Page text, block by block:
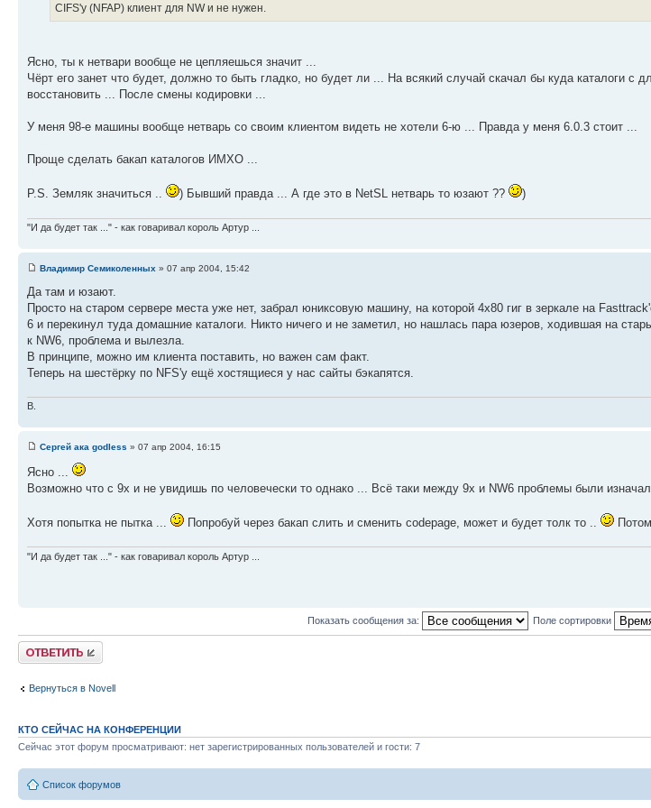
CIFS'у (NFAP) клиент для NW и не нужен.
Ясно, ты к нетвари вообще не цепляешься значит ...
Чёрт его занет что будет, должно то быть гладко, но будет ли ... На всякий случай скачал бы куда каталоги с
восстановить ... После смены кодировки ...
У меня 98-е машины вообще нетварь со своим клиентом видеть не хотели 6-ю ... Правда у меня 6.0.3 стоит ...
Проще сделать бакап каталогов ИМХО ...
P.S. Земляк значиться .. ) Бывший правда ... А где это в NetSL нетварь то юзают ?? )
"И да будет так ..." - как говаривал король Артур ...
Владимир Семиколенных » 07 апр 2004, 15:42
Да там и юзают.
Просто на старом сервере места уже нет, забрал юниксовую машину, на которой 4х80 гиг в зеркале на
6 и перекинул туда домашние каталоги. Никто ничего и не заметил, но нашлась пара юзеров, ходившая на
к NW6, проблема и вылезла.
В принципе, можно им клиента поставить, но важен сам факт.
Теперь на шестёрку по NFS'у ещё хостящиеся у нас сайты бэкапятся.
В.
Сергей ака godless » 07 апр 2004, 16:15
Ясно ...
Возможно что с 9х и не увидишь по человечески то однако ... Всё таки между 9х и NW6 проблемы были
Хотя попытка не пытка ... Попробуй через бакап слить и сменить codepage, может и будет толк то ..
"И да будет так ..." - как говаривал король Артур ...
Показать сообщения за: Поле сортировки
Ответить
Вернуться в Novell
КТО СЕЙЧАС НА КОНФЕРЕНЦИИ
Сейчас этот форум просматривают: нет зарегистрированных пользователей и гости: 7
Список форумов